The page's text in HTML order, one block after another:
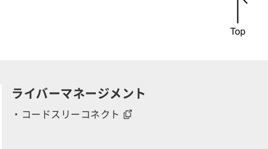
ライバーマネージメント
・コードスリーコネクト